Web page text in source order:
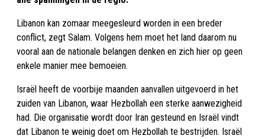
Libanon kan zomaar meegesleurd worden in een breder
conflict, zegt Salam. Volgens hem moet het land daarom nu
vooral aan de nationale belangen denken en zich hier op geen
enkele manier mee bemoeien.
Israël heeft de voorbije maanden aanvallen uitgevoerd in het
zuiden van Libanon, waar Hezbollah een sterke aanwezigheid
had. Die organisatie wordt door Iran gesteund en Israël vindt
dat Libanon te weinig doet om Hezbollah te bestrijden. Israël